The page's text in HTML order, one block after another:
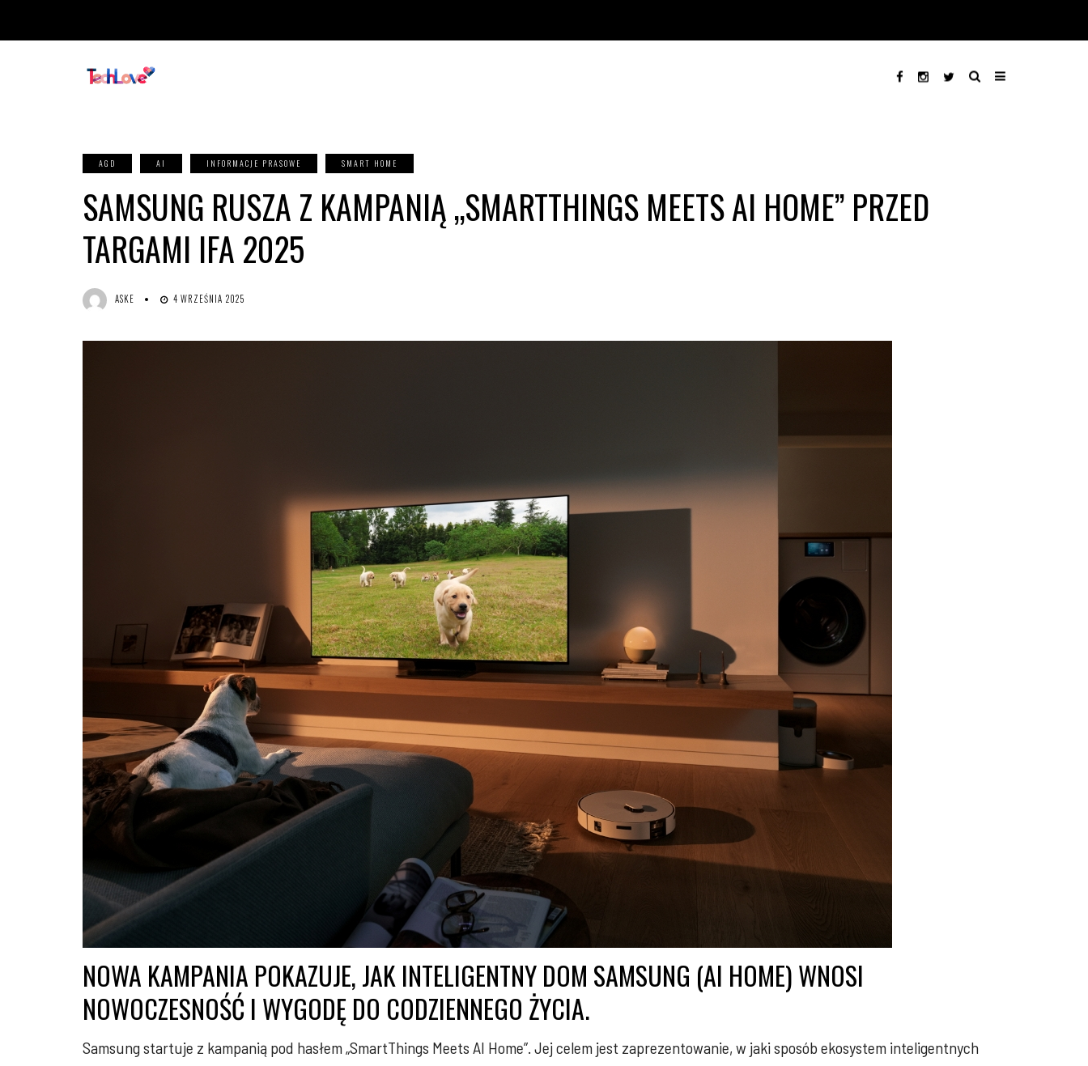
AGD AI INFORMACJE PRASOWE SMART HOME
SAMSUNG RUSZA Z KAMPANIĄ „SMARTTHINGS MEETS AI HOME” PRZED
TARGAMI IFA 2025
ASKE 4 WRZEŚNIA 2025
NOWA KAMPANIA POKAZUJE, JAK INTELIGENTNY DOM SAMSUNG (AI HOME) WNOSI
NOWOCZESNOŚĆ I WYGODĘ DO CODZIENNEGO ŻYCIA.
Samsung startuje z kampanią pod hasłem „SmartThings Meets AI Home”. Jej celem jest zaprezentowanie, w jaki sposób ekosystem inteligentnych